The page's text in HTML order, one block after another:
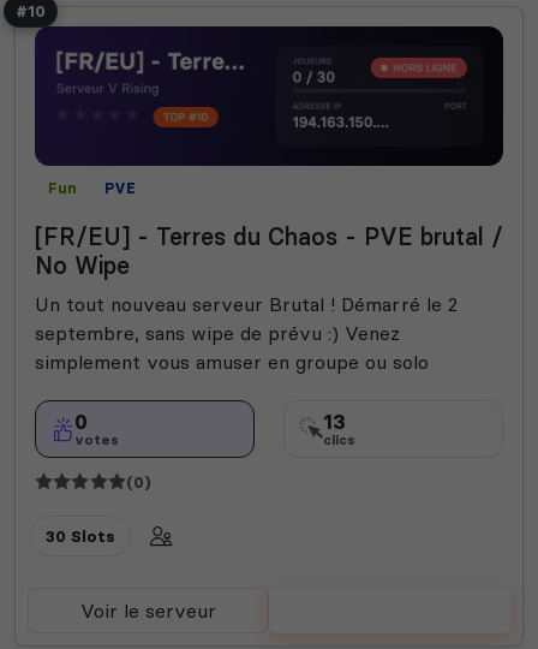
#10
Fun PVE
[FR/EU] - Terres du Chaos - PVE brutal /
No Wipe
Un tout nouveau serveur Brutal ! Démarré le 2
septembre, sans wipe de prévu :) Venez
simplement vous amuser en groupe ou solo
0
votes
13
clics
(0)
30 Slots
Voir le serveur